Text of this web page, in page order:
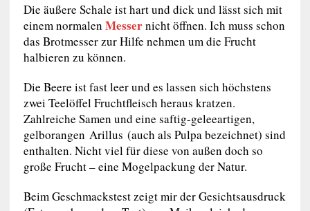
Die äußere Schale ist hart und dick und lässt sich mit
einem normalen Messernicht öffnen. Ich muss schon
das Brotmesser zur Hilfe nehmen um die Frucht
halbieren zu können.
Die Beere ist fast leer und es lassen sich höchstens
zwei Teelöffel Fruchtfleisch heraus kratzen.
Zahlreiche Samen und eine saftig-geleeartigen,
gelborangen Arillus (auch als Pulpa bezeichnet) sind
enthalten. Nicht viel für diese von außen doch so
große Frucht – eine Mogelpackung der Natur.
Beim Geschmackstest zeigt mir der Gesichtsausdruck